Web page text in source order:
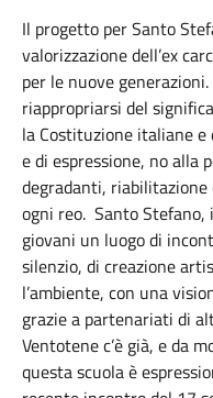
Il progetto per Santo
valorizzazione dell’ex
per le nuove
riappropriarsi del
la Costituzione italiane
e di espressione, no alla
degradanti,
ogni reo. Santo
giovani un luogo di
silenzio, di creazione
l’ambiente, con una
grazie a partenariati di
Ventotene c’è già, e da
questa scuola è